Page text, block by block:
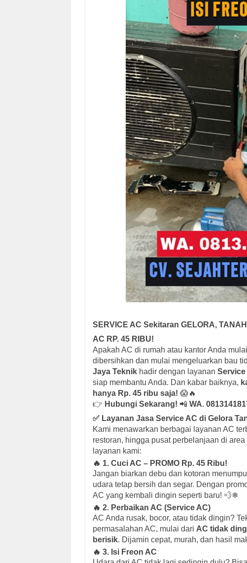
SERVICE AC Sekitaran GELORA,
AC RP. 45 RIBU!
Apakah AC di rumah atau kantor Anda
dibersihkan dan mulai mengeluarkan bau
Jaya Teknik hadir dengan layanan Service
siap membantu Anda. Dan kabar baiknya,
hanya Rp. 45 ribu saja! 😱🔥
👉 Hubungi Sekarang! 📲 WA.
✅ Layanan Jasa Service AC di Gelora
Kami menawarkan berbagai layanan AC
restoran, hingga pusat perbelanjaan di area
layanan kami:
🔥 1. Cuci AC – PROMO Rp. 45 Ribu!
Jangan biarkan debu dan kotoran
udara tetap bersih dan segar. Dengan
AC yang kembali dingin seperti baru! 💨❄
🔥 2. Perbaikan AC (Service AC)
AC Anda rusak, bocor, atau tidak dingin?
permasalahan AC, mulai dari AC tidak
berisik. Dijamin cepat, murah, dan hasil
🔥 3. Isi Freon AC